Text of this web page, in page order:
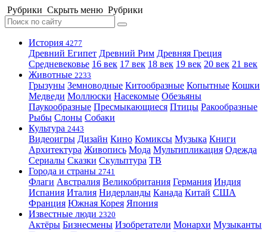
Рубрики Скрыть меню Рубрики
История 4277
Древний Египет Древний Рим Древняя Греция
Средневековье 16 век 17 век 18 век 19 век 20 век 21 век
Животные 2233
Грызуны Земноводные Китообразные Копытные Кошки
Медведи Моллюски Насекомые Обезьяны
Паукообразные Пресмыкающиеся Птицы Ракообразные
Рыбы Слоны Собаки
Культура 2443
Видеоигры Дизайн Кино Комиксы Музыка Книги
Архитектура Живопись Мода Мультипликация Одежда
Сериалы Сказки Скульптура ТВ
Города и страны 2741
Флаги Австралия Великобритания Германия Индия
Испания Италия Нидерланды Канада Китай США
Франция Южная Корея Япония
Известные люди 2320
Актёры Бизнесмены Изобретатели Монархи Музыканты